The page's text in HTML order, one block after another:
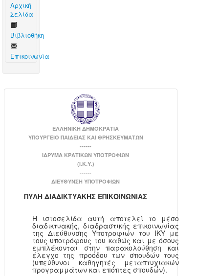
Aρχική
Σελίδα
Βιβλιοθήκη
Επικοινωνία
ΕΛΛΗΝΙΚΗ ΔΗΜΟΚΡΑΤΙΑ
ΥΠΟΥΡΓΕΙΟ ΠΑΙΔΕΙΑΣ ΚΑΙ ΘΡΗΣΚΕΥΜΑΤΩΝ
------
ΙΔΡΥΜΑ ΚΡΑΤΙΚΩΝ ΥΠΟΤΡΟΦΙΩΝ
(Ι.Κ.Υ.)
------
ΔΙΕΥΘΥΝΣΗ ΥΠΟΤΡΟΦΙΩΝ
ΠΥΛΗ ΔΙΑΔΙΚΤΥΑΚΗΣ ΕΠΙΚΟΙΝΩΝΙΑΣ
Η ιστοσελίδα αυτή αποτελεί το μέσο
διαδικτυακής, διαδραστικής επικοινωνίας
της Διεύθυνσης Υποτροφιών του ΙΚΥ με
τους υποτρόφους του καθώς και με όσους
εμπλέκονται στην παρακολούθηση και
έλεγχο της προόδου των σπουδών τους
(υπεύθυνοι καθηγητές μεταπτυχιακών
προγραμμάτων και επόπτες σπουδών).